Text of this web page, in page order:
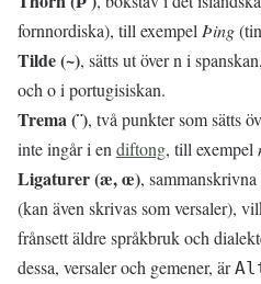
fornnordiska), till exempel Þing
Tilde (~), sätts ut över n i
och o i portugisiskan.
Trema (¨), två punkter som sätts
inte ingår i en diftong, till exempel
Ligaturer (æ, œ),
(kan även skrivas som versaler),
frånsett äldre språkbruk och
dessa, versaler och gemener, är